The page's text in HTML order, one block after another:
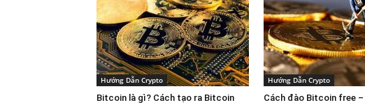
Hướng Dẫn Crypto
Bitcoin là gì? Cách tạo ra Bitcoin
Hướng Dẫn Crypto
Cách đào Bitcoin free –